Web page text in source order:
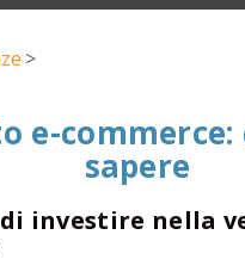
>
e-commerce:
sapere
investire nella